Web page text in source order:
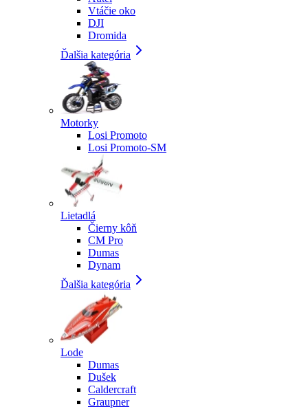
Vtáčie oko
DJI
Dromida
Ďalšia kategória
Motorky
Losi Promoto
Losi Promoto-SM
Lietadlá
Čierny kôň
CM Pro
Dumas
Dynam
Ďalšia kategória
Lode
Dumas
Dušek
Caldercraft
Graupner